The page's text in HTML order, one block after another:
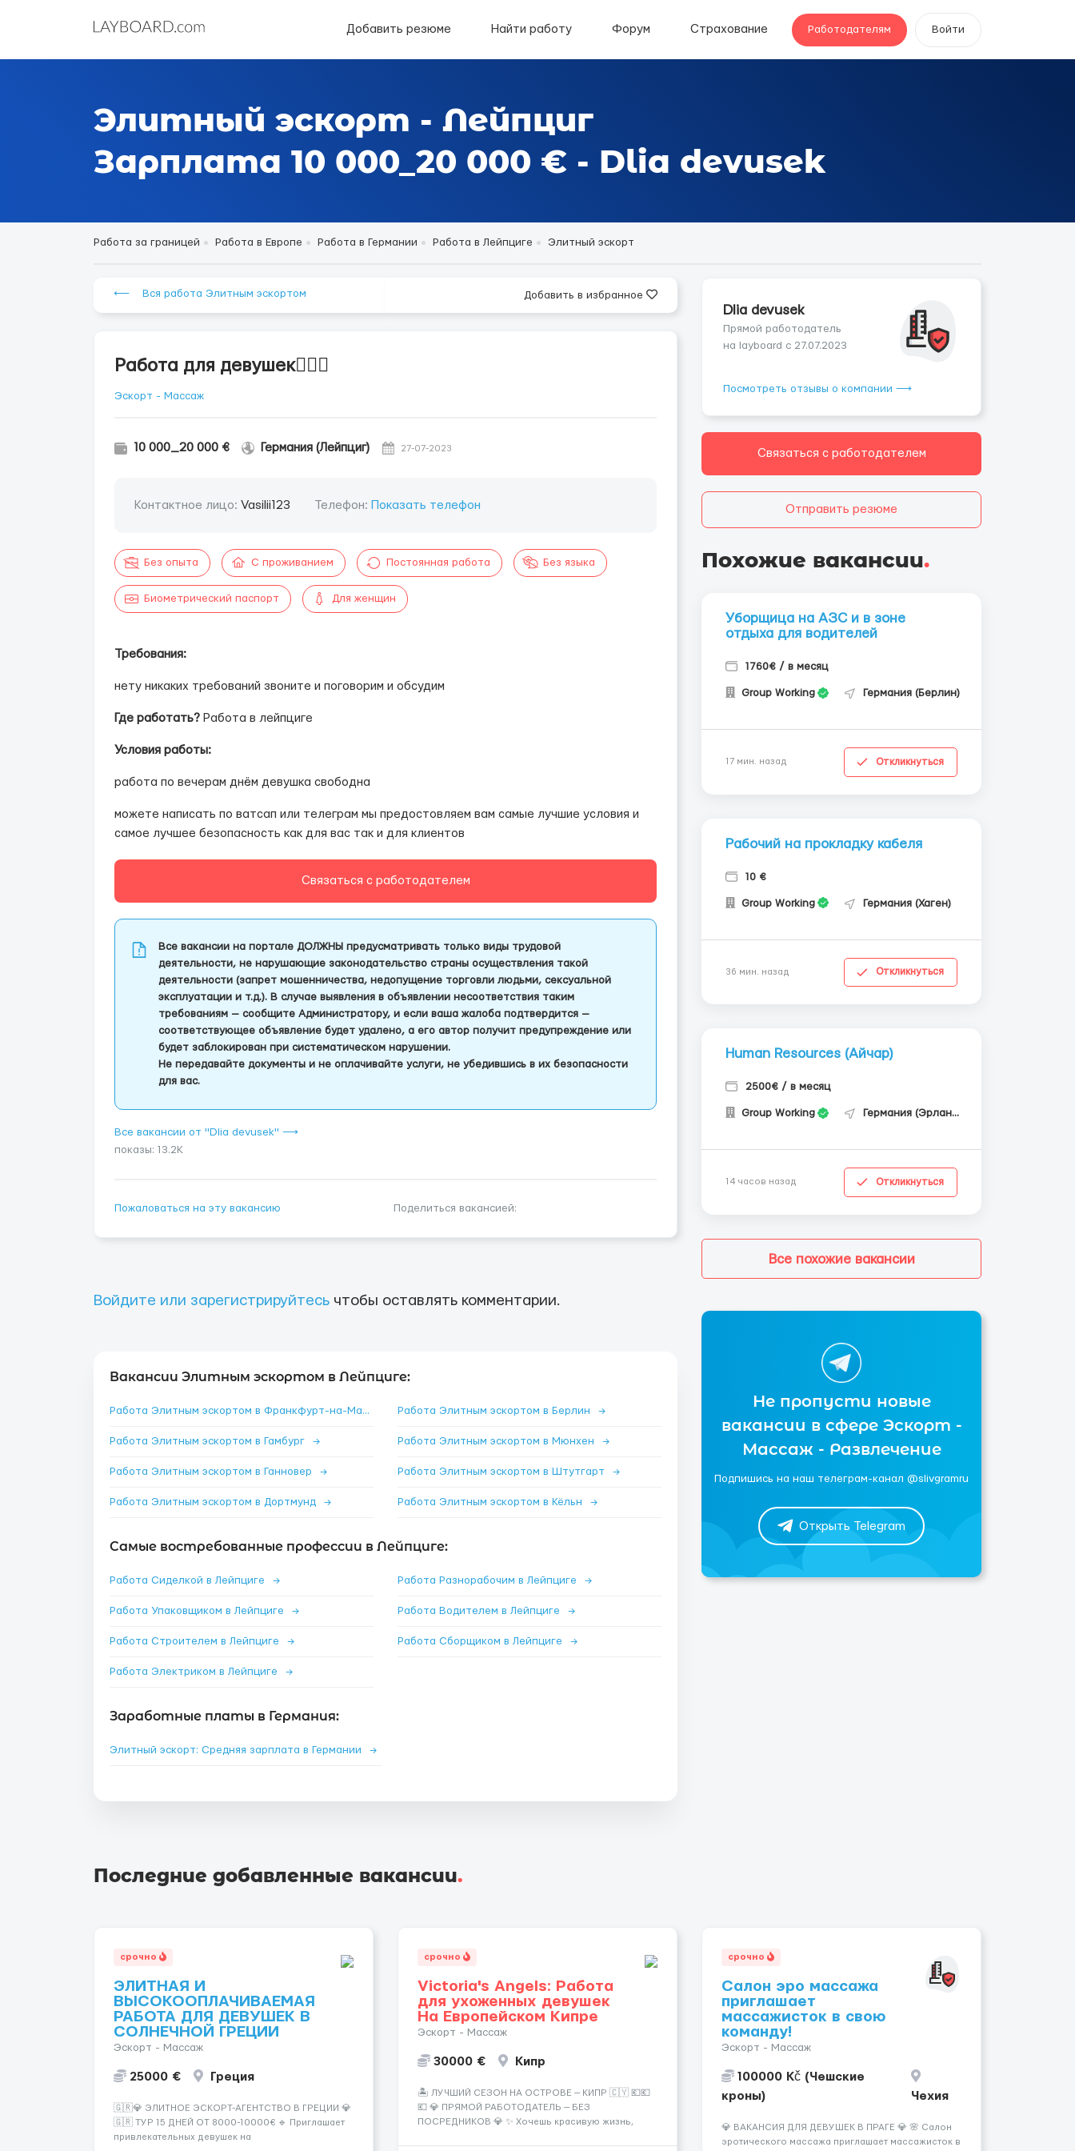
Добавить резюме Найти работу Форум Страхование Работодателям Войти
Элитный эскорт - Лейпциг
Зарплата 10 000_20 000 € - Dlia devusek
Работа за границей Работа в Европе Работа в Германии Работа в Лейпциге Элитный эскорт
⟵ Вся работа Элитным эскортом Добавить в избранное
Работа для девушек❤️‍🔥💝
Эскорт - Массаж
10 000_20 000 € Германия (Лейпциг) 27-07-2023
Контактное лицо: Vasilii123 Телефон: Показать телефон
Без опыта С проживанием Постоянная работа Без языка
Биометрический паспорт Для женщин
Требования:
нету никаких требований звоните и поговорим и обсудим
Где работать? Работа в лейпциге
Условия работы:
работа по вечерам днём девушка свободна
можете написать по ватсап или телеграм мы предостовляем вам самые лучшие условия и
самое лучшее безопасность как для вас так и для клиентов
Связаться с работодателем
Все вакансии на портале ДОЛЖНЫ предусматривать только виды трудовой
деятельности, не нарушающие законодательство страны осуществления такой
деятельности (запрет мошенничества, недопущение торговли людьми, сексуальной
эксплуатации и т.д.). В случае выявления в объявлении несоответствия таким
требованиям — сообщите Администратору, и если ваша жалоба подтвердится —
соответствующее объявление будет удалено, а его автор получит предупреждение или
будет заблокирован при систематическом нарушении.
Не передавайте документы и не оплачивайте услуги, не убедившись в их безопасности
для вас.
Все вакансии от "Dlia devusek" ⟶
показы: 13.2K
Пожаловаться на эту вакансию Поделиться вакансией:
Войдите или зарегистрируйтесь чтобы оставлять комментарии.
Вакансии Элитным эскортом в Лейпциге:
Работа Элитным эскортом в Франкфурт-на-Майне Работа Элитным эскортом в Берлин →
Работа Элитным эскортом в Гамбург → Работа Элитным эскортом в Мюнхен →
Работа Элитным эскортом в Ганновер → Работа Элитным эскортом в Штутгарт →
Работа Элитным эскортом в Дортмунд → Работа Элитным эскортом в Кёльн →
Самые востребованные профессии в Лейпциге:
Работа Сиделкой в Лейпциге → Работа Разнорабочим в Лейпциге →
Работа Упаковщиком в Лейпциге → Работа Водителем в Лейпциге →
Работа Строителем в Лейпциге → Работа Сборщиком в Лейпциге →
Работа Электриком в Лейпциге →
Заработные платы в Германия:
Элитный эскорт: Средняя зарплата в Германии →
Dlia devusek
Прямой работодатель
на layboard с 27.07.2023
Посмотреть отзывы о компании ⟶
Связаться с работодателем
Отправить резюме
Похожие вакансии.
Уборщица на АЗС и в зоне
отдыха для водителей
1760€ / в месяц
Group Working Германия (Берлин)
17 мин. назад Откликнуться
Рабочий на прокладку кабеля
10 €
Group Working Германия (Хаген)
36 мин. назад Откликнуться
Human Resources (Айчар)
2500€ / в месяц
Group Working Германия (Эрланген)
14 часов назад Откликнуться
Все похожие вакансии
Не пропусти новые
вакансии в сфере Эскорт -
Массаж - Развлечение
Подпишись на наш телеграм-канал @slivgramru
Открыть Telegram
Последние добавленные вакансии.
срочно
ЭЛИТНАЯ И
ВЫСОКООПЛАЧИВАЕМАЯ
РАБОТА ДЛЯ ДЕВУШЕК В
СОЛНЕЧНОЙ ГРЕЦИИ
Эскорт - Массаж
25000 € Греция
🇬🇷💎 ЭЛИТНОЕ ЭСКОРТ-АГЕНТСТВО В ГРЕЦИИ 💎
🇬🇷 ТУР 15 ДНЕЙ ОТ 8000-10000€ 🔹 Приглашает
привлекательных девушек на
срочно
Victoria's Angels: Работа
для ухоженных девушек
На Европейском Кипре
Эскорт - Массаж
30000 € Кипр
🏝️ ЛУЧШИЙ СЕЗОН НА ОСТРОВЕ — КИПР 🇨🇾 💶💶
💶 💎 ПРЯМОЙ РАБОТОДАТЕЛЬ — БЕЗ
ПОСРЕДНИКОВ 💎 ✨ Хочешь красивую жизнь,
срочно
Салон эро массажа
приглашает
массажисток в свою
команду!
Эскорт - Массаж
100000 Kč (Чешские
кроны)
Чехия
💎 ВАКАНСИЯ ДЛЯ ДЕВУШЕК В ПРАГЕ 💎 🌸 Салон
эротического массажа приглашает массажисток в